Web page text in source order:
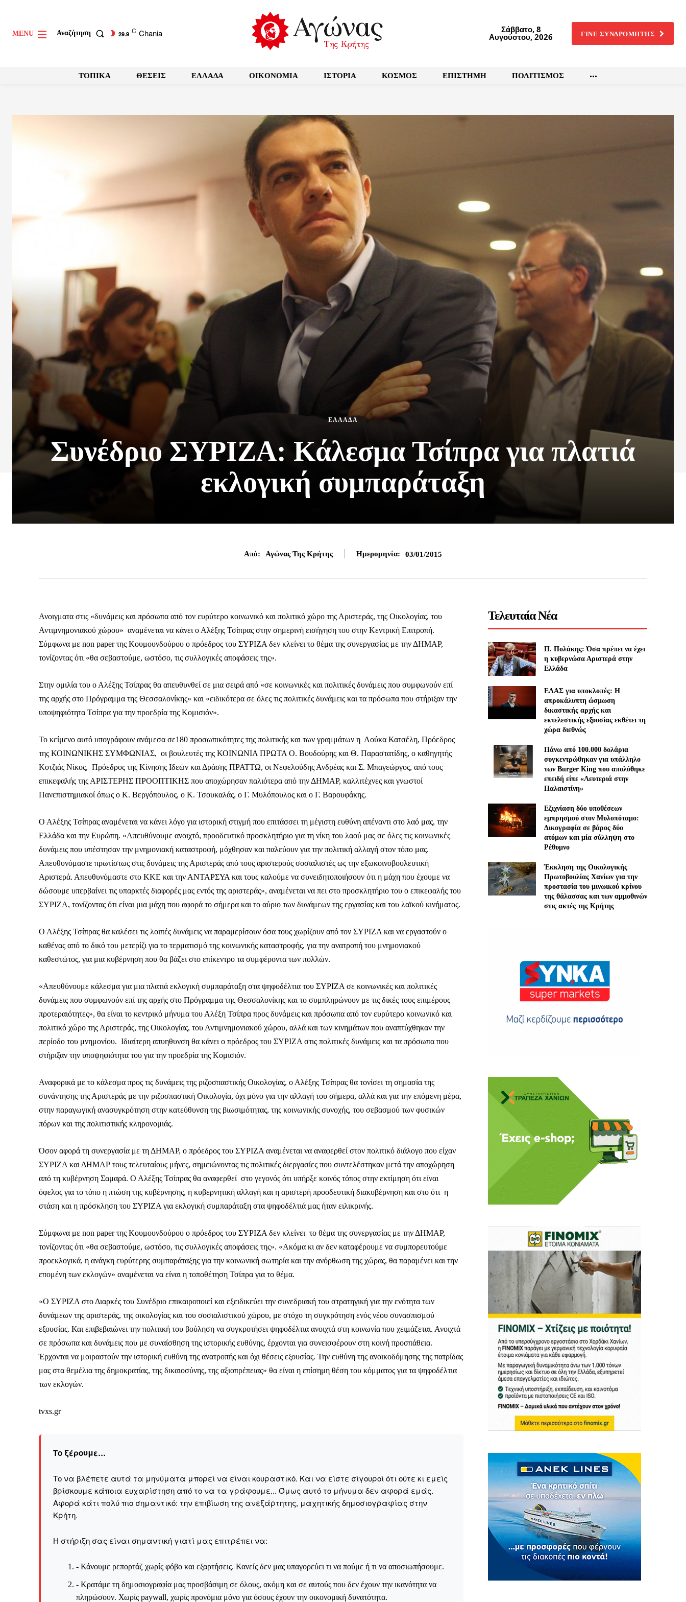
Καθημερινή Μαχητική
Εφημερίδα
ΕΓΓΡΑΦΕΙΤΕ
Αγώνας της Κρήτης
Ποιοι είμαστε
Στείλτε το άρθρο σας | Κάντε μια δωρεά
Το ξέρουμε…
Το να βλέπετε αυτά τα μηνύματα μπορεί να είναι κουραστικό. Και να είστε σίγουροί ότι ούτε κι εμείς
βρίσκουμε κάποια ευχαρίστηση από το να τα γράφουμε... Όμως αυτό το μήνυμα δεν αφορά εμάς. Αφορά κάτι
Η στήριξη σας είναι σημαντική γιατί μας επιτρέπει να:
- Κάνουμε ρεπορτάζ χωρίς φόβο και εξαρτήσεις. Κανείς δεν μας υπαγορεύει τι να πούμε ή τι να
αποσιωπήσουμε.
- Κρατάμε τη δημοσιογραφία μας προσβάσιμη σε όλους, ακόμη και σε αυτούς που δεν έχουν την
ικανότητα να πληρώσουν. Χωρίς paywall, χωρίς προνόμια μόνο για όσους έχουν την οικονομική δυνατότητα.
Η απλή αλήθεια είναι ότι τα έσοδα διαρκώς συρρικνώνονται. Αν πιστεύετε ότι μια πραγματικά ελεύθερη
ενημέρωση είναι ζωτικής σημασίας για τη δημοκρατία και τον έλεγχο της εξουσίας, τότε δώστε μας τη δύναμη
να συνεχίσουμε.
Γίνε συνδρομητής
MENU Αναζήτηση 29.9 C Chania Σάββατο, 8
Αυγούστου, 2026 ΓΙΝΕ ΣΥΝΔΡΟΜΗΤΗΣ
ΤΟΠΙΚΑ ΘΕΣΕΙΣ ΕΛΛΑΔΑ OIKONOMIA ΙΣΤΟΡΙΑ ΚΟΣΜΟΣ ΕΠΙΣΤΗΜΗ ΠΟΛΙΤΙΣΜΟΣ
ΕΛΛΑΔΑ
Συνέδριο ΣΥΡΙΖΑ: Κάλεσμα Τσίπρα για πλατιά
εκλογική συμπαράταξη
Από: Αγώνας Της Κρήτης Ημερομηνία: 03/01/2015
Ανοιγματα στις «δυνάμεις και πρόσωπα από τον ευρύτερο κοινωνικό και πολιτικό χώρο της Αριστεράς, της Οικολογίας, του
Αντιμνημονιακού χώρου» αναμένεται να κάνει ο Αλέξης Τσίπρας στην σημερινή εισήγηση του στην Κεντρική Επιτροπή.
Σύμφωνα με non paper της Κουμουνδούρου ο πρόεδρος του ΣΥΡΙΖΑ δεν κλείνει το θέμα της συνεργασίας με την ΔΗΜΑΡ,
τονίζοντας ότι «θα σεβαστούμε, ωστόσο, τις συλλογικές αποφάσεις της».
Στην ομιλία του ο Αλέξης Τσίπρας θα απευθυνθεί σε μια σειρά από «σε κοινωνικές και πολιτικές δυνάμεις που συμφωνούν επί
της αρχής στο Πρόγραμμα της Θεσσαλονίκης» και «ειδικότερα σε όλες τις πολιτικές δυνάμεις και τα πρόσωπα που στήριξαν την
υποψηφιότητα Τσίπρα για την προεδρία της Κομισιόν».
Το κείμενο αυτό υπογράφουν ανάμεσα σε180 προσωπικότητες της πολιτικής και των γραμμάτων η Λούκα Κατσέλη, Πρόεδρος
της ΚΟΙΝΩΝΙΚΗΣ ΣΥΜΦΩΝΙΑΣ, οι βουλευτές της ΚΟΙΝΩΝΙΑ ΠΡΩΤΑ Ο. Βουδούρης και Θ. Παραστατίδης, ο καθηγητής
Κοτζιάς Νίκος, Πρόεδρος της Κίνησης Ιδεών και Δράσης ΠΡΑΤΤΩ, οι Νεφελούδης Ανδρέας και Σ. Μπαγεώργος, από τους
επικεφαλής της ΑΡΙΣΤΕΡΗΣ ΠΡΟΟΠΤΙΚΗΣ που αποχώρησαν παλιότερα από την ΔΗΜΑΡ, καλλιτέχνες και γνωστοί
Πανεπιστημιακοί όπως ο Κ. Βεργόπουλος, ο Κ. Τσουκαλάς, ο Γ. Μυλόπουλος και ο Γ. Βαρουφάκης.
Ο Αλέξης Τσίπρας αναμένεται να κάνει λόγο για ιστορική στιγμή που επιτάσσει τη μέγιστη ευθύνη απέναντι στο λαό μας, την
Ελλάδα και την Ευρώπη. «Απευθύνουμε ανοιχτό, προοδευτικό προσκλητήριο για τη νίκη του λαού μας σε όλες τις κοινωνικές
δυνάμεις που υπέστησαν την μνημονιακή καταστροφή, μόχθησαν και παλεύουν για την πολιτική αλλαγή στον τόπο μας.
Απευθυνόμαστε πρωτίστως στις δυνάμεις της Αριστεράς από τους αριστερούς σοσιαλιστές ως την εξωκοινοβουλευτική
Αριστερά. Απευθυνόμαστε στο ΚΚΕ και την ΑΝΤΑΡΣΥΑ και τους καλούμε να συνειδητοποιήσουν ότι η μάχη που έχουμε να
δώσουμε υπερβαίνει τις υπαρκτές διαφορές μας εντός της αριστεράς», αναμένεται να πει στο προσκλητήριο του ο επικεφαλής του
ΣΥΡΙΖΑ, τονίζοντας ότι είναι μια μάχη που αφορά το σήμερα και το αύριο των δυνάμεων της εργασίας και του λαϊκού κινήματος.
Ο Αλέξης Τσίπρας θα καλέσει τις λοιπές δυνάμεις να παραμερίσουν όσα τους χωρίζουν από τον ΣΥΡΙΖΑ και να εργαστούν ο
καθένας από το δικό του μετερίζι για το τερματισμό της κοινωνικής καταστροφής, για την ανατροπή του μνημονιακού
καθεστώτος, για μια κυβέρνηση που θα βάζει στο επίκεντρο τα συμφέροντα των πολλών.
«Απευθύνουμε κάλεσμα για μια πλατιά εκλογική συμπαράταξη στα ψηφοδέλτια του ΣΥΡΙΖΑ σε κοινωνικές και πολιτικές
δυνάμεις που συμφωνούν επί της αρχής στο Πρόγραμμα της Θεσσαλονίκης και το συμπληρώνουν με τις δικές τους επιμέρους
προτεραιότητες», θα είναι το κεντρικό μήνυμα του Αλέξη Τσίπρα προς δυνάμεις και πρόσωπα από τον ευρύτερο κοινωνικό και
πολιτικό χώρο της Αριστεράς, της Οικολογίας, του Αντιμνημονιακού χώρου, αλλά και των κινημάτων που αναπτύχθηκαν την
περίοδο του μνημονίου. Ιδιαίτερη απυηθυνση θα κάνει ο πρόεδρος του ΣΥΡΙΖΑ στις πολιτικές δυνάμεις και τα πρόσωπα που
στήριξαν την υποψηφιότητα του για την προεδρία της Κομισιόν.
Αναφορικά με το κάλεσμα προς τις δυνάμεις της ριζοσπαστικής Οικολογίας, ο Αλέξης Τσίπρας θα τονίσει τη σημασία της
συνάντησης της Αριστεράς με την ριζοσπαστική Οικολογία, όχι μόνο για την αλλαγή του σήμερα, αλλά και για την επόμενη μέρα,
στην παραγωγική ανασυγκρότηση στην κατεύθυνση της βιωσιμότητας, της κοινωνικής συνοχής, του σεβασμού των φυσικών
πόρων και της πολιτιστικής κληρονομιάς.
Όσον αφορά τη συνεργασία με τη ΔΗΜΑΡ, ο πρόεδρος του ΣΥΡΙΖΑ αναμένεται να αναφερθεί στον πολιτικό διάλογο που είχαν
ΣΥΡΙΖΑ και ΔΗΜΑΡ τους τελευταίους μήνες, σημειώνοντας τις πολιτικές διεργασίες που συντελέστηκαν μετά την αποχώρηση
από τη κυβέρνηση Σαμαρά. Ο Αλέξης Τσίπρας θα αναφερθεί στο γεγονός ότι υπήρξε κοινός τόπος στην εκτίμηση ότι είναι
όφελος για το τόπο η πτώση της κυβέρνησης, η κυβερνητική αλλαγή και η αριστερή προοδευτική διακυβέρνηση και στο ότι η
στάση και η πρόσκληση του ΣΥΡΙΖΑ για εκλογική συμπαράταξη στα ψηφοδέλτιά μας ήταν ειλικρινής.
Σύμφωνα με non paper της Κουμουνδούρου ο πρόεδρος του ΣΥΡΙΖΑ δεν κλείνει το θέμα της συνεργασίας με την ΔΗΜΑΡ,
τονίζοντας ότι «θα σεβαστούμε, ωστόσο, τις συλλογικές αποφάσεις της». «Ακόμα κι αν δεν καταφέρουμε να συμπορευτούμε
προεκλογικά, η ανάγκη ευρύτερης συμπαράταξης για την κοινωνική σωτηρία και την ανόρθωση της χώρας, θα παραμένει και την
επομένη των εκλογών» αναμένεται να είναι η τοποθέτηση Τσίπρα για το θέμα.
«Ο ΣΥΡΙΖΑ στο Διαρκές του Συνέδριο επικαιροποιεί και εξειδικεύει την συνεδριακή του στρατηγική για την ενότητα των
δυνάμεων της αριστεράς, της οικολογίας και του σοσιαλιστικού χώρου, με στόχο τη συγκρότηση ενός νέου συνασπισμού
εξουσίας. Και επιβεβαιώνει την πολιτική του βούληση να συγκροτήσει ψηφοδέλτια ανοιχτά στη κοινωνία που χειμάζεται. Ανοιχτά
σε πρόσωπα και δυνάμεις που με συναίσθηση της ιστορικής ευθύνης, έρχονται για συνεισφέρουν στη κοινή προσπάθεια.
Έρχονται να μοιραστούν την ιστορική ευθύνη της ανατροπής και όχι θέσεις εξουσίας. Την ευθύνη της ανοικοδόμησης της πατρίδας
μας στα θεμέλια της δημοκρατίας, της δικαιοσύνης, της αξιοπρέπειας» θα είναι η επίσημη θέση του κόμματος για τα ψηφοδέλτια
των εκλογών.
tvxs.gr
Το ξέρουμε…
Το να βλέπετε αυτά τα μηνύματα μπορεί να είναι κουραστικό. Και να είστε σίγουροί ότι ούτε κι εμείς
βρίσκουμε κάποια ευχαρίστηση από το να τα γράφουμε... Όμως αυτό το μήνυμα δεν αφορά εμάς.
Αφορά κάτι πολύ πιο σημαντικό: την επιβίωση της ανεξάρτητης, μαχητικής δημοσιογραφίας στην
Kρήτη.
Η στήριξη σας είναι σημαντική γιατί μας επιτρέπει να:
- Κάνουμε ρεπορτάζ χωρίς φόβο και εξαρτήσεις. Κανείς δεν μας υπαγορεύει τι να πούμε ή τι να αποσιωπήσουμε.
- Κρατάμε τη δημοσιογραφία μας προσβάσιμη σε όλους, ακόμη και σε αυτούς που δεν έχουν την ικανότητα να
πληρώσουν. Χωρίς paywall, χωρίς προνόμια μόνο για όσους έχουν την οικονομική δυνατότητα.
Τελευταία Νέα
Π. Πολάκης: Όσα πρέπει να έχει
η κυβερνώσα Αριστερά στην
Ελλάδα
ΕΛΑΣ για υποκλοπές: H
απροκάλυπτη ώσμωση
δικαστικής αρχής και
εκτελεστικής εξουσίας εκθέτει τη
χώρα διεθνώς
Πάνω από 100.000 δολάρια
συγκεντρώθηκαν για υπάλληλο
των Burger King που απολύθηκε
επειδή είπε «Λευτεριά στην
Παλαιστίνη»
Εξιχνίαση δύο υποθέσεων
εμπρησμού στον Μυλοπόταμο:
Δικογραφία σε βάρος δύο
ατόμων και μία σύλληψη στο
Ρέθυμνο
Έκκληση της Οικολογικής
Πρωτοβουλίας Χανίων για την
προστασία του μινωικού κρίνου
της θάλασσας και των αμμοθινών
στις ακτές της Κρήτης